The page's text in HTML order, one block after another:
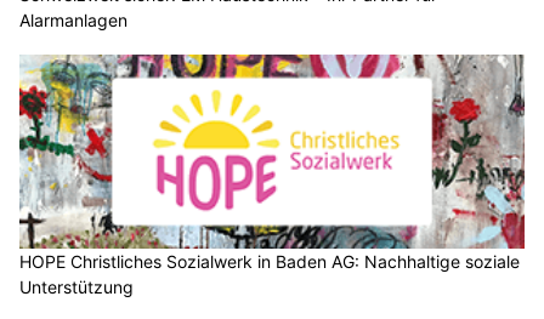
Alarmanlagen
HOPE Christliches Sozialwerk in Baden AG: Nachhaltige soziale
Unterstützung